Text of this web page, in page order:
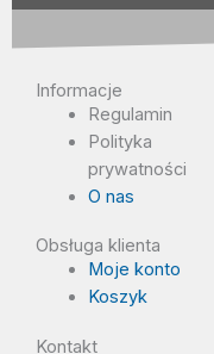
Informacje
Regulamin
Polityka
prywatności
O nas
Obsługa klienta
Moje konto
Koszyk
Kontakt